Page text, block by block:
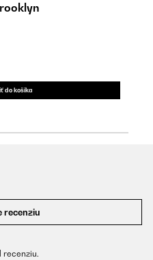
do košíka
recenziu
recenziu.